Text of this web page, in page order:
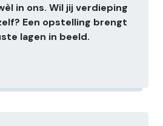
in ons. Wil jij verdieping
Een opstelling brengt
lagen in beeld.